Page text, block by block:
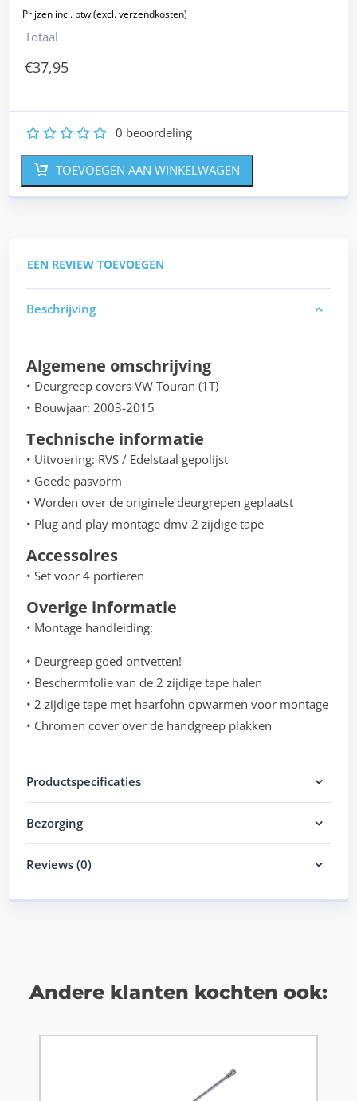
Totaal
€37,95
5
4
3
2 0 beoordeling
TOEVOEGEN AAN WINKELWAGEN
EEN REVIEW TOEVOEGEN
Beschrijving
Algemene omschrijving
• Deurgreep covers VW Touran (1T)
• Bouwjaar: 2003-2015
Technische informatie
• Uitvoering: RVS / Edelstaal gepolijst
• Goede pasvorm
• Worden over de originele deurgrepen geplaatst
• Plug and play montage dmv 2 zijdige tape
Accessoires
• Set voor 4 portieren
Overige informatie
• Montage handleiding:
• Deurgreep goed ontvetten!
• Beschermfolie van de 2 zijdige tape halen
• 2 zijdige tape met haarfohn opwarmen voor montage
• Chromen cover over de handgreep plakken
Productspecificaties
Bezorging
Reviews (0)
Andere klanten kochten ook: